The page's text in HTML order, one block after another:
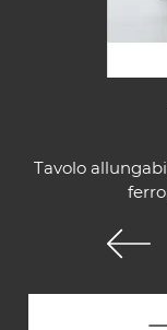
Tavolo